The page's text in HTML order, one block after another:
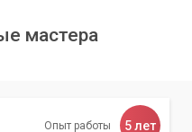
мастера
Опыт работы 5 лет